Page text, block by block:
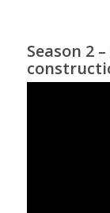
Season 2